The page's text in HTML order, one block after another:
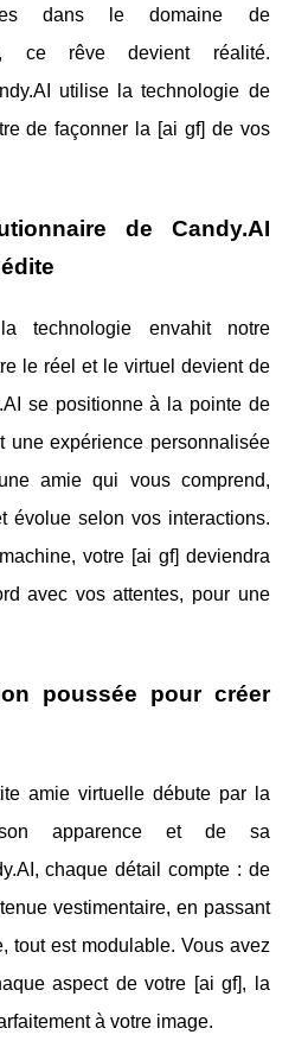
dans le domaine de
ce rêve devient réalité.
utilise la technologie de
de façonner la [ai gf] de vos
de Candy.AI
technologie envahit notre
le réel et le virtuel devient de
se positionne à la pointe de
une expérience personnalisée
amie qui vous comprend,
évolue selon vos interactions.
votre [ai gf] deviendra
avec vos attentes, pour une
poussée pour créer
amie virtuelle débute par la
son apparence et de sa
chaque détail compte : de
vestimentaire, en passant
tout est modulable. Vous avez
aspect de votre [ai gf], la
à votre image.